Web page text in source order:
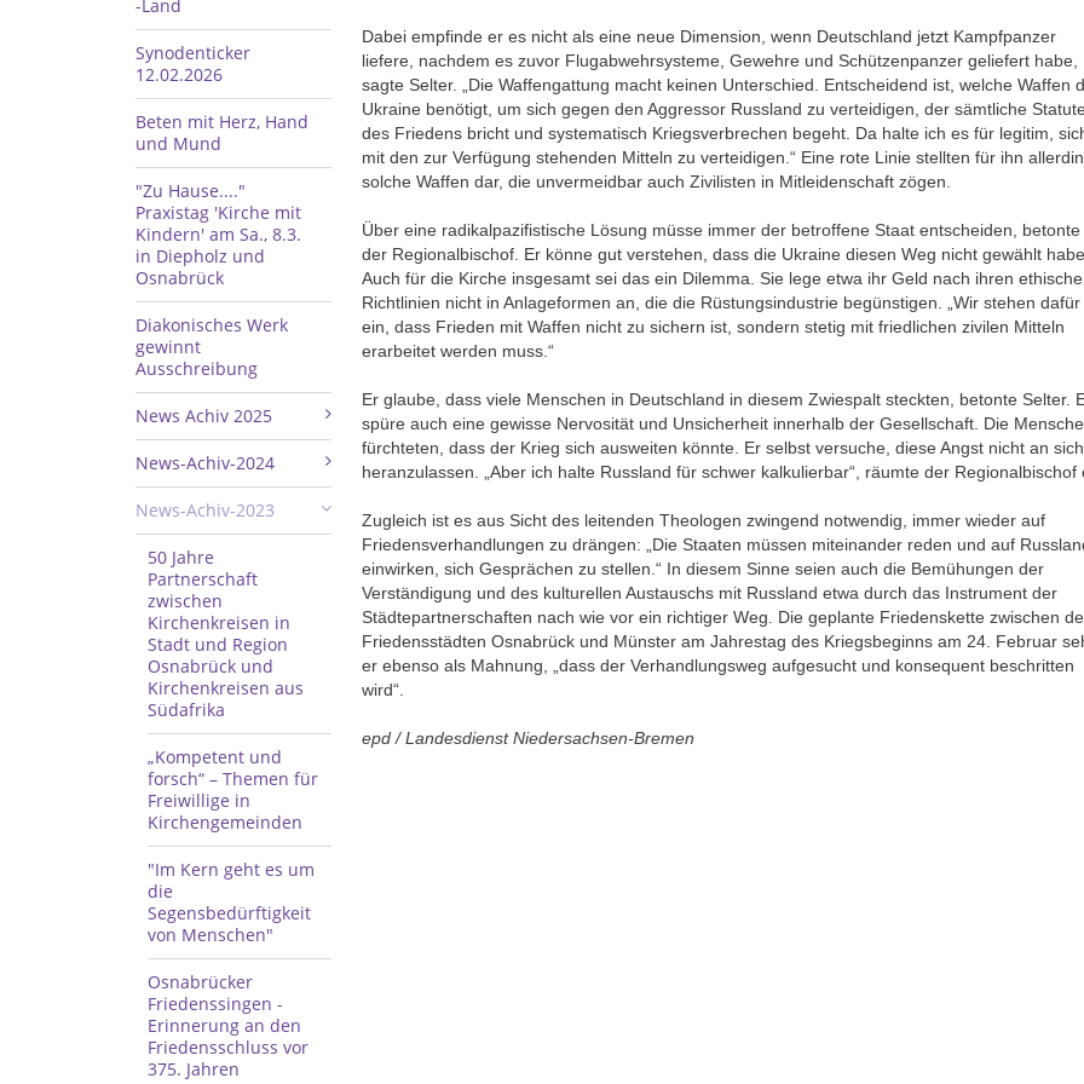
-Land
Synodenticker
12.02.2026
Beten mit Herz, Hand
und Mund
"Zu Hause...."
Praxistag 'Kirche mit
Kindern' am Sa., 8.3.
in Diepholz und
Osnabrück
Diakonisches Werk
gewinnt
Ausschreibung
News Achiv 2025
News-Achiv-2024
News-Achiv-2023
50 Jahre
Partnerschaft
zwischen
Kirchenkreisen in
Stadt und Region
Osnabrück und
Kirchenkreisen aus
Südafrika
„Kompetent und
forsch“ – Themen für
Freiwillige in
Kirchengemeinden
"Im Kern geht es um
die
Segensbedürftigkeit
von Menschen"
Osnabrücker
Friedenssingen -
Erinnerung an den
Friedensschluss vor
375. Jahren
Dabei empfinde er es nicht als eine neue Dimension, wenn Deutschland jetzt Kampfpanzer
liefere, nachdem es zuvor Flugabwehrsysteme, Gewehre und Schützenpanzer geliefert habe,
sagte Selter. „Die Waffengattung macht keinen Unterschied. Entscheidend ist, welche Waffen
Ukraine benötigt, um sich gegen den Aggressor Russland zu verteidigen, der sämtliche
des Friedens bricht und systematisch Kriegsverbrechen begeht. Da halte ich es für legitim,
mit den zur Verfügung stehenden Mitteln zu verteidigen.“ Eine rote Linie stellten für ihn
solche Waffen dar, die unvermeidbar auch Zivilisten in Mitleidenschaft zögen.
Über eine radikalpazifistische Lösung müsse immer der betroffene Staat entscheiden, betonte
der Regionalbischof. Er könne gut verstehen, dass die Ukraine diesen Weg nicht gewählt habe.
Auch für die Kirche insgesamt sei das ein Dilemma. Sie lege etwa ihr Geld nach ihren
Richtlinien nicht in Anlageformen an, die die Rüstungsindustrie begünstigen. „Wir stehen dafür
ein, dass Frieden mit Waffen nicht zu sichern ist, sondern stetig mit friedlichen zivilen Mitteln
erarbeitet werden muss.“
Er glaube, dass viele Menschen in Deutschland in diesem Zwiespalt steckten, betonte Selter.
spüre auch eine gewisse Nervosität und Unsicherheit innerhalb der Gesellschaft. Die
fürchteten, dass der Krieg sich ausweiten könnte. Er selbst versuche, diese Angst nicht an sich
heranzulassen. „Aber ich halte Russland für schwer kalkulierbar“, räumte der Regionalbischof
Zugleich ist es aus Sicht des leitenden Theologen zwingend notwendig, immer wieder auf
Friedensverhandlungen zu drängen: „Die Staaten müssen miteinander reden und auf
einwirken, sich Gesprächen zu stellen.“ In diesem Sinne seien auch die Bemühungen der
Verständigung und des kulturellen Austauschs mit Russland etwa durch das Instrument der
Städtepartnerschaften nach wie vor ein richtiger Weg. Die geplante Friedenskette zwischen
Friedensstädten Osnabrück und Münster am Jahrestag des Kriegsbeginns am 24. Februar
er ebenso als Mahnung, „dass der Verhandlungsweg aufgesucht und konsequent beschritten
wird“.
epd / Landesdienst Niedersachsen-Bremen